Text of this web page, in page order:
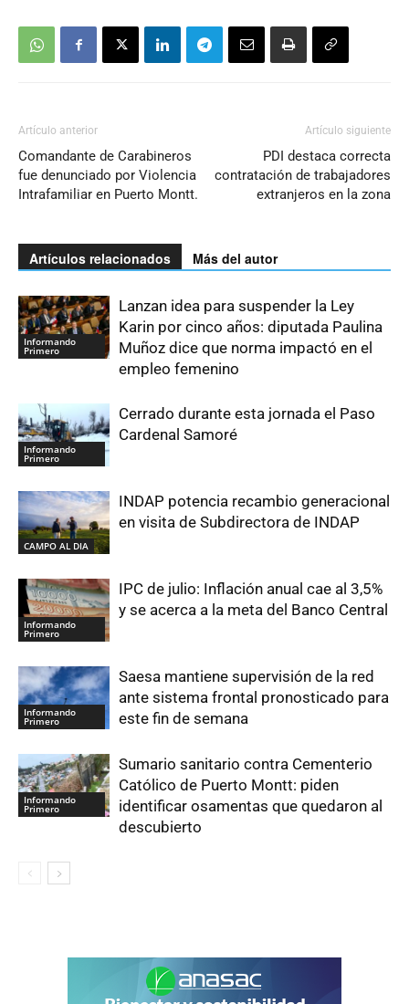
Artículo anterior
Comandante de Carabineros
fue denunciado por Violencia
Intrafamiliar en Puerto Montt.
Artículo siguiente
PDI destaca correcta
contratación de trabajadores
extranjeros en la zona
Artículos relacionados Más del autor
Informando
Primero
Lanzan idea para suspender la Ley
Karin por cinco años: diputada Paulina
Muñoz dice que norma impactó en el
empleo femenino
Informando
Primero
Cerrado durante esta jornada el Paso
Cardenal Samoré
CAMPO AL DIA
INDAP potencia recambio generacional
en visita de Subdirectora de INDAP
Informando
Primero
IPC de julio: Inflación anual cae al 3,5%
y se acerca a la meta del Banco Central
Informando
Primero
Saesa mantiene supervisión de la red
ante sistema frontal pronosticado para
este fin de semana
Informando
Primero
Sumario sanitario contra Cementerio
Católico de Puerto Montt: piden
identificar osamentas que quedaron al
descubierto